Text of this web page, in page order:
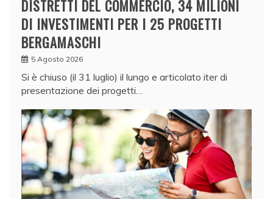
DISTRETTI DEL COMMERCIO, 34 MILIONI
DI INVESTIMENTI PER I 25 PROGETTI
BERGAMASCHI
5 Agosto 2026
Si è chiuso (il 31 luglio) il lungo e articolato iter di
presentazione dei progetti…